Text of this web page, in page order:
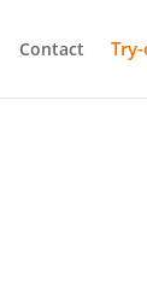
Contact